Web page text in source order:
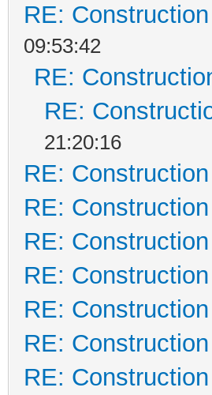
RE:
09:53:42
RE:
RE:
21:20:16
RE:
RE:
RE:
RE:
RE:
RE:
RE: